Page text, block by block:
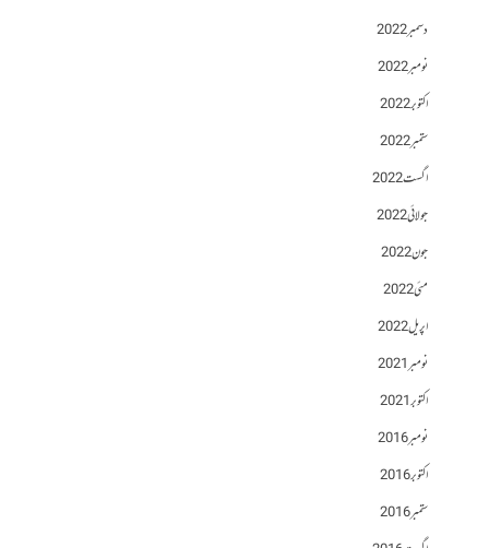
دسمبر 2022
نومبر 2022
اکتوبر 2022
ستمبر 2022
اگست 2022
جولائی 2022
جون 2022
مئی 2022
اپریل 2022
نومبر 2021
اکتوبر 2021
نومبر 2016
اکتوبر 2016
ستمبر 2016